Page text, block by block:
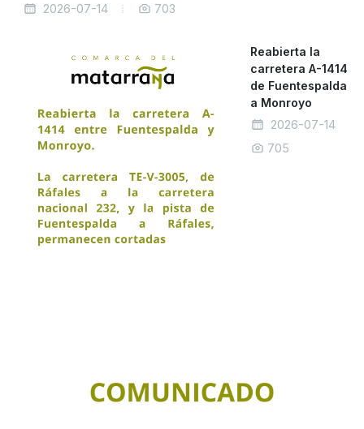
2026-07-14
703
Reabierta la
carretera A-1414
de Fuentespalda
a Monroyo
2026-07-14
705